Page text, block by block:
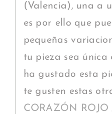
(Valencia), una a
es por ello que
pequeñas
tu pieza sea única
ha gustado esta
te gusten estas
CORAZÓN ROJO